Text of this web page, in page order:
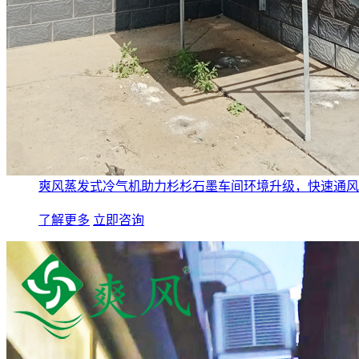
爽风蒸发式冷气机助力杉杉石墨车间环境升级，快速通
了解更多 立即咨询